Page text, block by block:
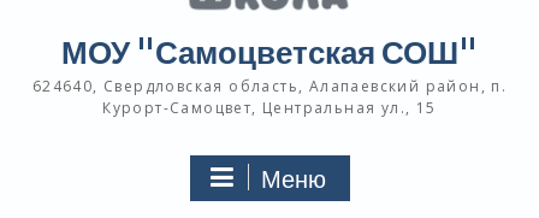
МОУ "Самоцветская СОШ"
624640, Свердловская область, Алапаевский район, п.
Курорт-Самоцвет, Центральная ул., 15
Меню